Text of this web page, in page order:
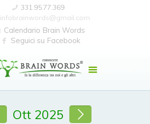
331.95.77.369
infobrainwords@gmail.com
Calendario Brain Words
Seguici su Facebook
Ott 2025